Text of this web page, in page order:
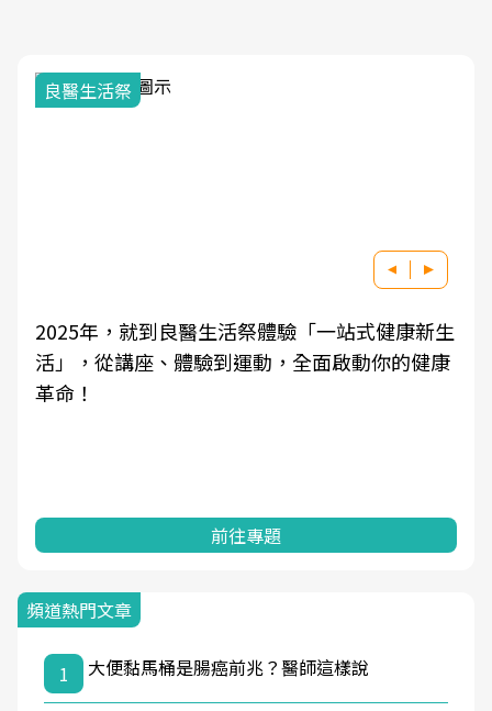
良醫生活祭
2025年，就到良醫生活祭體驗「一站式健康新生
活」，從講座、體驗到運動，全面啟動你的健康
革命！
前往專題
頻道熱門文章
1 大便黏馬桶是腸癌前兆？醫師這樣說